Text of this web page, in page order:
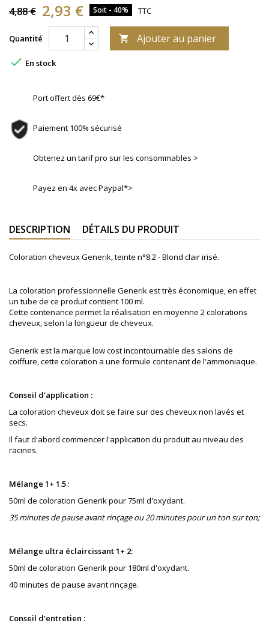
4,88 € 2,93 € Soit - 40% TTC
Quantité  Ajouter au panier
 En stock
Port offert dès 69€*
Paiement 100% sécurisé
Obtenez un tarif pro sur les consommables >
Payez en 4x avec Paypal*>
DESCRIPTION DÉTAILS DU PRODUIT
Coloration cheveux Generik, teinte n°8.2 -Blond clair irisé.
La coloration professionnelle Generik est très économique, en effet
un tube de ce produit contient 100 ml.
Cette contenance permet la réalisation en moyenne 2 colorations
cheveux, selon la longueur de cheveux.
Generik est la marque low cost incontournable des salons de
coiffure, cette coloration a une formule contenant de l'ammoniaque.
Conseil d'application :
La coloration cheveux doit se faire sur des cheveux non lavés et
secs.
Il faut d'abord commencer l'application du produit au niveau des
racines.
Mélange 1+ 1.5 :
50ml de coloration Generik pour 75ml d'oxydant.
35 minutes de pause avant rinçage ou 20 minutes pour un ton sur ton;
Mélange ultra éclaircissant 1+ 2:
50ml de coloration Generik pour 180ml d'oxydant.
40 minutes de pause avant rinçage.
Conseil d'entretien :